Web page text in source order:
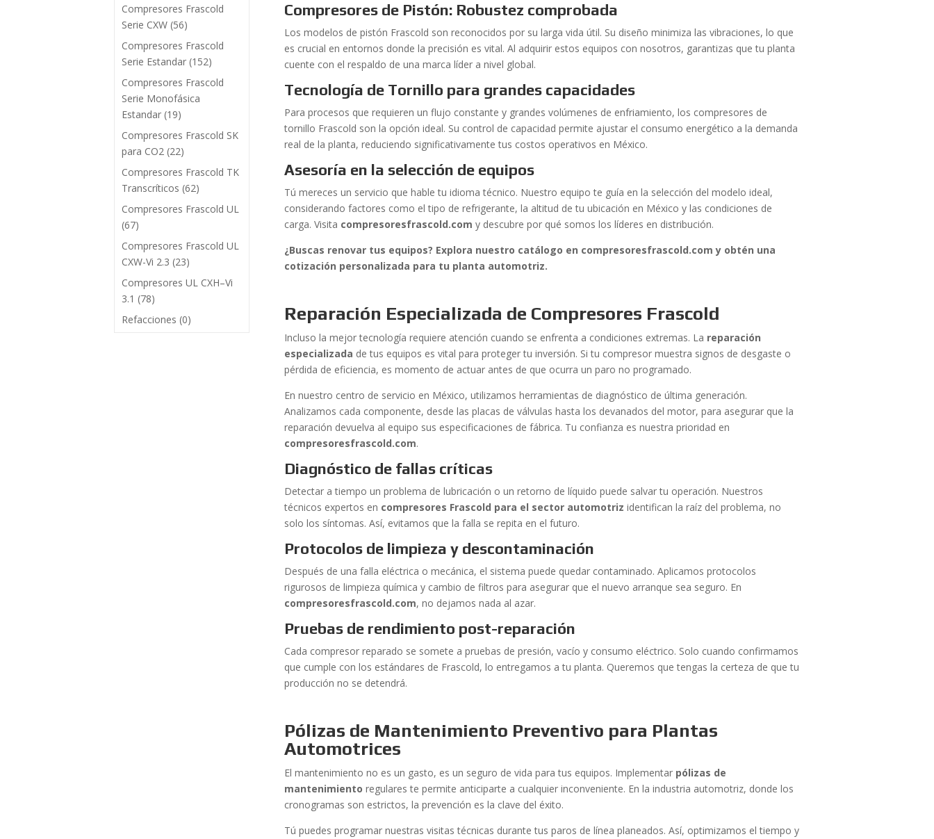
Compresores de Pistón: Robustez comprobada
Los modelos de pistón Frascold son reconocidos por su larga vida útil. Su diseño minimiza las vibraciones, lo que
es crucial en entornos donde la precisión es vital. Al adquirir estos equipos con nosotros, garantizas que tu planta
cuente con el respaldo de una marca líder a nivel global.
Tecnología de Tornillo para grandes capacidades
Para procesos que requieren un flujo constante y grandes volúmenes de enfriamiento, los compresores de
tornillo Frascold son la opción ideal. Su control de capacidad permite ajustar el consumo energético a la demanda
real de la planta, reduciendo significativamente tus costos operativos en México.
Asesoría en la selección de equipos
Tú mereces un servicio que hable tu idioma técnico. Nuestro equipo te guía en la selección del modelo ideal,
considerando factores como el tipo de refrigerante, la altitud de tu ubicación en México y las condiciones de
carga. Visita compresoresfrascold.com y descubre por qué somos los líderes en distribución.
¿Buscas renovar tus equipos? Explora nuestro catálogo en compresoresfrascold.com y obtén una
cotización personalizada para tu planta automotriz.
Reparación Especializada de Compresores Frascold
Incluso la mejor tecnología requiere atención cuando se enfrenta a condiciones extremas. La reparación
especializada de tus equipos es vital para proteger tu inversión. Si tu compresor muestra signos de desgaste o
pérdida de eficiencia, es momento de actuar antes de que ocurra un paro no programado.
En nuestro centro de servicio en México, utilizamos herramientas de diagnóstico de última generación.
Analizamos cada componente, desde las placas de válvulas hasta los devanados del motor, para asegurar que la
reparación devuelva al equipo sus especificaciones de fábrica. Tu confianza es nuestra prioridad en
compresoresfrascold.com.
Diagnóstico de fallas críticas
Detectar a tiempo un problema de lubricación o un retorno de líquido puede salvar tu operación. Nuestros
técnicos expertos en compresores Frascold para el sector automotriz identifican la raíz del problema, no
solo los síntomas. Así, evitamos que la falla se repita en el futuro.
Protocolos de limpieza y descontaminación
Después de una falla eléctrica o mecánica, el sistema puede quedar contaminado. Aplicamos protocolos
rigurosos de limpieza química y cambio de filtros para asegurar que el nuevo arranque sea seguro. En
compresoresfrascold.com, no dejamos nada al azar.
Pruebas de rendimiento post-reparación
Cada compresor reparado se somete a pruebas de presión, vacío y consumo eléctrico. Solo cuando confirmamos
que cumple con los estándares de Frascold, lo entregamos a tu planta. Queremos que tengas la certeza de que tu
producción no se detendrá.
Pólizas de Mantenimiento Preventivo para Plantas
Automotrices
El mantenimiento no es un gasto, es un seguro de vida para tus equipos. Implementar pólizas de
mantenimiento regulares te permite anticiparte a cualquier inconveniente. En la industria automotriz, donde los
cronogramas son estrictos, la prevención es la clave del éxito.
Tú puedes programar nuestras visitas técnicas durante tus paros de línea planeados. Así, optimizamos el tiempo y
Compresores Frascold
Serie CXW (56)
Compresores Frascold
Serie Estandar (152)
Compresores Frascold
Serie Monofásica
Estandar (19)
Compresores Frascold SK
para CO2 (22)
Compresores Frascold TK
Transcríticos (62)
Compresores Frascold UL
(67)
Compresores Frascold UL
CXW-Vi 2.3 (23)
Compresores UL CXH–Vi
3.1 (78)
Refacciones (0)